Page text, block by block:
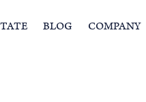
BLOG COMPANY